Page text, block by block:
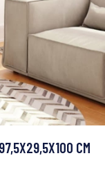
CM